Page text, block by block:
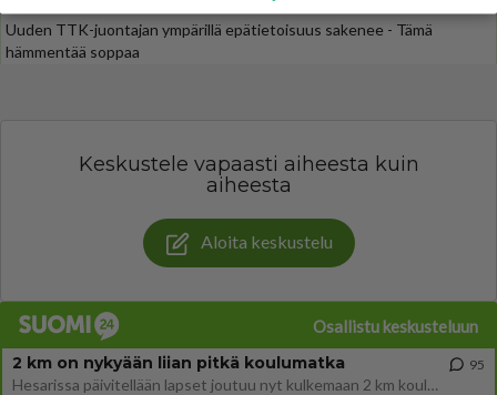
Uuden TTK-juontajan ympärillä epätietoisuus sakenee - Tämä
hämmentää soppaa
Keskustele vapaasti aiheesta kuin
aiheesta
Aloita keskustelu
Osallistu keskusteluun
2 km on nykyään liian pitkä koulumatka
Hesarissa päivitellään lapset joutuu nyt kulkemaan 2 km kouluun jösses. Ruostefillarilla tuo matka menee vaikka miten äk
95